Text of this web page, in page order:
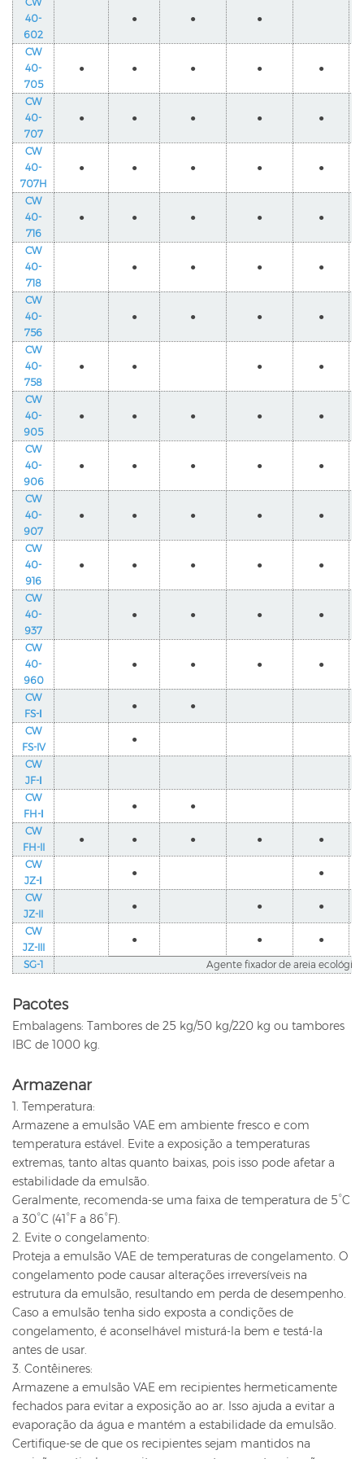
40-
602
● ● ●
CW
40-
705
● ● ● ● ●
CW
40-
707
● ● ● ● ●
CW
40-
707H
● ● ● ● ●
CW
40-
716
● ● ● ● ●
CW
40-
718
● ● ● ●
CW
40-
756
● ● ● ●
CW
40-
758
● ● ● ●
CW
40-
905
● ● ● ● ●
CW
40-
906
● ● ● ● ●
CW
40-
907
● ● ● ● ●
CW
40-
916
● ● ● ● ●
CW
40-
937
● ● ● ●
CW
40-
960
● ● ● ●
CW
FS-Ⅰ
● ●
CW
FS-IV
●
CW
JF-Ⅰ
CW
FH-Ⅰ
● ●
CW
FH-II
● ● ● ● ●
CW
JZ-Ⅰ
● ●
CW
JZ-II
● ● ●
CW
JZ-III
● ● ●
SG-1 Agente fixador de areia ecológico
Pacotes
Embalagens: Tambores de 25 kg/50 kg/220 kg ou tambores
IBC de 1000 kg.
Armazenar
1. Temperatura:
Armazene a emulsão VAE em ambiente fresco e com
temperatura estável. Evite a exposição a temperaturas
extremas, tanto altas quanto baixas, pois isso pode afetar a
estabilidade da emulsão.
Geralmente, recomenda-se uma faixa de temperatura de 5°C
a 30°C (41°F a 86°F).
2. Evite o congelamento:
Proteja a emulsão VAE de temperaturas de congelamento. O
congelamento pode causar alterações irreversíveis na
estrutura da emulsão, resultando em perda de desempenho.
Caso a emulsão tenha sido exposta a condições de
congelamento, é aconselhável misturá-la bem e testá-la
antes de usar.
3. Contêineres:
Armazene a emulsão VAE em recipientes hermeticamente
fechados para evitar a exposição ao ar. Isso ajuda a evitar a
evaporação da água e mantém a estabilidade da emulsão.
Certifique-se de que os recipientes sejam mantidos na